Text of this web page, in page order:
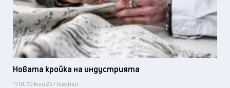
Новата кройка на индустрията
11:10, 30 юли 26 / Idealisti